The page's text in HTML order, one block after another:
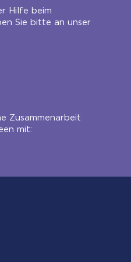
Hilfe beim
Sie bitte an unser
Zusammenarbeit
mit: